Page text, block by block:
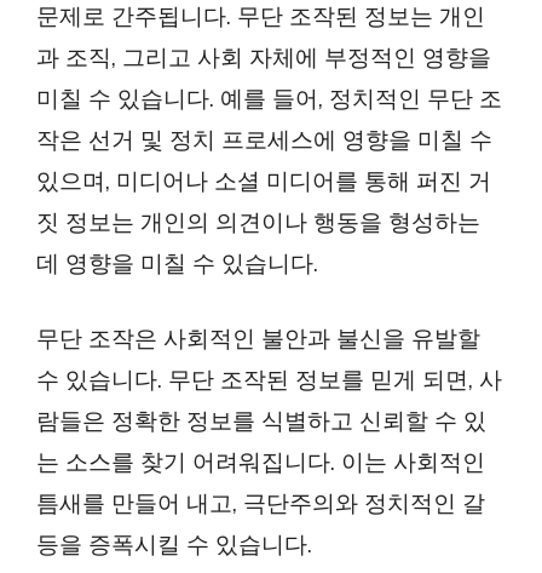
문제로 간주됩니다. 무단 조작된 정보는 개인
과 조직, 그리고 사회 자체에 부정적인 영향을
미칠 수 있습니다. 예를 들어, 정치적인 무단 조
작은 선거 및 정치 프로세스에 영향을 미칠 수
있으며, 미디어나 소셜 미디어를 통해 퍼진 거
짓 정보는 개인의 의견이나 행동을 형성하는
데 영향을 미칠 수 있습니다.
무단 조작은 사회적인 불안과 불신을 유발할
수 있습니다. 무단 조작된 정보를 믿게 되면, 사
람들은 정확한 정보를 식별하고 신뢰할 수 있
는 소스를 찾기 어려워집니다. 이는 사회적인
틈새를 만들어 내고, 극단주의와 정치적인 갈
등을 증폭시킬 수 있습니다.